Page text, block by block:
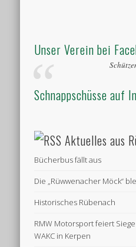
Unser Verein bei
Schnappschüsse auf
Aktuelles aus
Bücherbus fällt aus
Die „Rüwwenacher Möck“
Historisches Rübenach
RMW Motorsport feiert
WAKC in Kerpen